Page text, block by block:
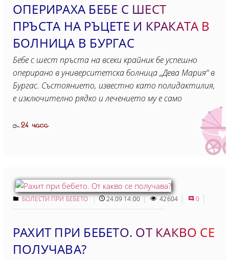
ОПЕРИРАХА БЕБЕ С ШЕСТ
ПРЪСТА НА РЪЦЕТЕ И КРАКАТА В
БОЛНИЦА В БУРГАС
Бебе с шест пръста на всеки крайник бе успешно
оперирано в университетска болница „Дева Мария“ в
Бургас. Състоянието, известно като полидактилия,
е изключително рядко и лечението му е само
От24 часа
БОЛЕСТИ ПРИ БЕБЕТО 24.09 14:00 42604 0
РАХИТ ПРИ БЕБЕТО. ОТ КАКВО СЕ
ПОЛУЧАВА?